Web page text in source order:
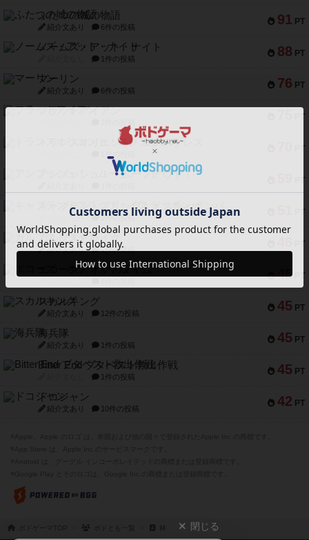
91 PT
ふたつの城の物語
紹介文あり 6件の投稿
88 PT
ノームズ・アット・ナイト
1件の投稿
76 PT
マーリン
紹介文あり 6件の投稿
PT
フラットアイアン
PT
トランスオリエント・エクスプレス
PT
アンブッシュ！：ムーブアウト！
PT
キャプテン・フリップ：イスラ・ボンバ
紹介文なし 2件の投稿
PT
ガルフストライク
紹介文あり 1件の投稿
45 PT
エコーズ・オブ・タイム
45 PT
スカルキング
紹介文あり 12件の投稿
45 PT
海兵隊
紹介文あり 1件の投稿
45 PT
Bitter End ブタペスト救出作戦
1件の投稿
42 PT
ドコジャン
紹介文あり 10件の投稿
閉じる